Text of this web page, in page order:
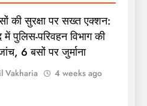
की सुरक्षा पर सख्त एक्शन:
में पुलिस-परिवहन विभाग की
6 बसों पर जुर्माना
Vakharia 4 weeks ago